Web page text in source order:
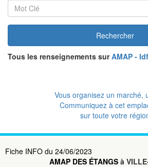
Rechercher
Tous les renseignements surAMAP - Idf
Vous organisez un marché,
Communiquez à cet
sur toute votre
Fiche INFO du 24/06/2023
AMAP DES ÉTANGS à